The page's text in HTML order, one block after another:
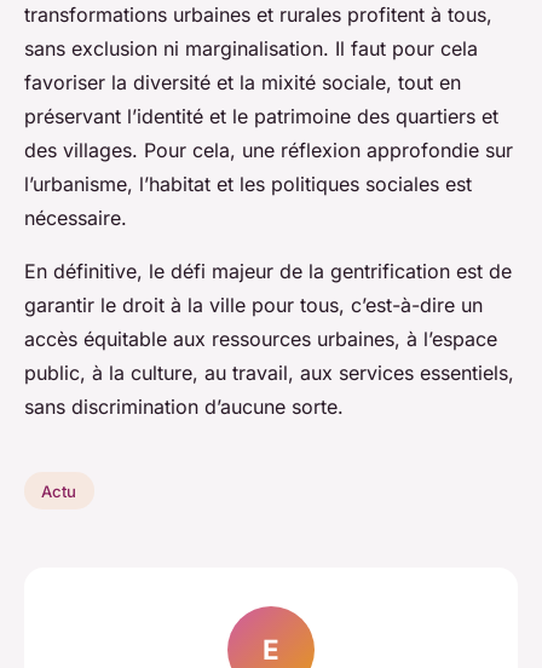
transformations urbaines et rurales profitent à tous,
sans exclusion ni marginalisation. Il faut pour cela
favoriser la diversité et la mixité sociale, tout en
préservant l’identité et le patrimoine des quartiers et
des villages. Pour cela, une réflexion approfondie sur
l’urbanisme, l’habitat et les politiques sociales est
nécessaire.
En définitive, le défi majeur de la gentrification est de
garantir le droit à la ville pour tous, c’est-à-dire un
accès équitable aux ressources urbaines, à l’espace
public, à la culture, au travail, aux services essentiels,
sans discrimination d’aucune sorte.
Actu
E